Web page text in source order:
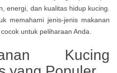
energi, dan kualitas hidup kucing.
memahami jenis-jenis makanan
untuk peliharaan Anda.
Kucing